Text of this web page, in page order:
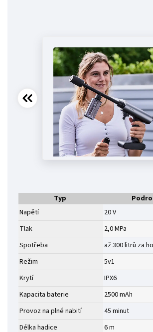
Typ
Napětí
20 V
Tlak
2,0 MPa
Spotřeba
až 300 litrů za
Režim
5v1
Krytí
IPX6
Kapacita baterie
2500 mAh
Provoz na plné nabití
45 minut
Délka hadice
6 m